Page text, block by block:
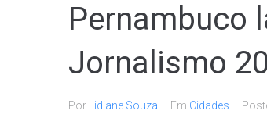
Pernambuco
Jornalismo
Por Lidiane Souza Em Cidades